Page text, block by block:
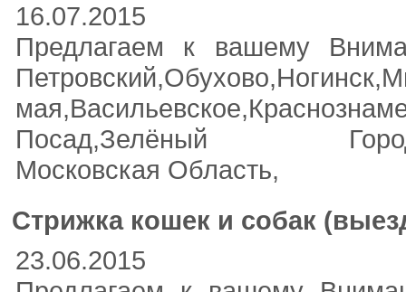
16.07.2015
Предлагаем к вашему
Посад,Зелёный
Московская Область,
Стрижка кошек и собак
23.06.2015